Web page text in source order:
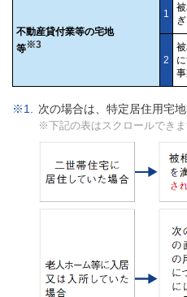
不動産貸付業等の宅地
等※3
1
2
次の場合は、特定居住用宅